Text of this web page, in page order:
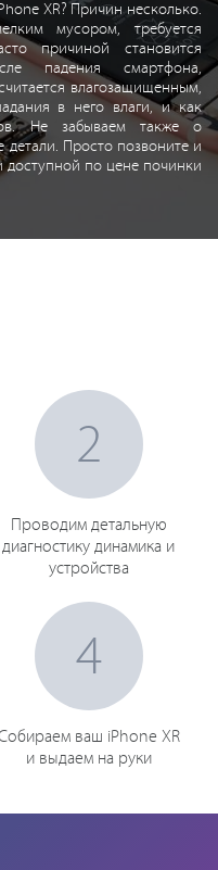
XR? Причин несколько.
мусором, требуется
причиной становится
падения смартфона,
влагозащищенным,
в него влаги, и как
Не забываем также о
Просто позвоните и
доступной по цене починки
2
Проводим детальную
диагностику динамика и
устройства
4
ваш iPhone XR
и выдаем на руки